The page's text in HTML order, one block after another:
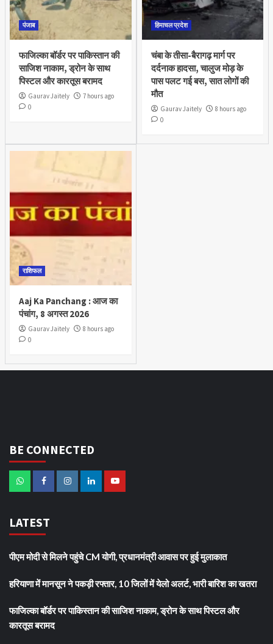
पंजाब
फाजिल्का बॉर्डर पर पाकिस्तान की
साजिश नाकाम, ड्रोन के साथ
पिस्टल और कारतूस बरामद
Gaurav Jaitely
7 hours ago
0
हिमाचल प्रदेश
चंबा के तीसा-बैरागढ़ मार्ग पर
दर्दनाक हादसा, चालुज मोड़ के
पास पलट गई बस, सात लोगों की
मौत
Gaurav Jaitely
8 hours ago
0
राशिफल
Aaj Ka Panchang : आज का
पंचांग, 8 अगस्त 2026
Gaurav Jaitely
8 hours ago
0
BE CONNECTED
LATEST
पीएम मोदी से मिलने पहुंचे CM योगी, प्रधानमंत्री आवास पर हुई मुलाकात
हरियाणा में मानसून ने पकड़ी रफ्तार, 10 जिलों में येलो अलर्ट, भारी बारिश का खतरा
फाजिल्का बॉर्डर पर पाकिस्तान की साजिश नाकाम, ड्रोन के साथ पिस्टल और
कारतूस बरामद